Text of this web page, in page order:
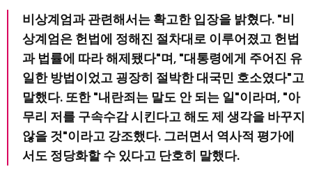
비상계엄과 관련해서는 확고한 입장을 밝혔다. "비
상계엄은 헌법에 정해진 절차대로 이루어졌고 헌법
과 법률에 따라 해제됐다"며, "대통령에게 주어진 유
일한 방법이었고 굉장히 절박한 대국민 호소였다"고
말했다. 또한 "내란죄는 말도 안 되는 일"이라며, "아
무리 저를 구속수감 시킨다고 해도 제 생각을 바꾸지
않을 것"이라고 강조했다. 그러면서 역사적 평가에
서도 정당화할 수 있다고 단호히 말했다.